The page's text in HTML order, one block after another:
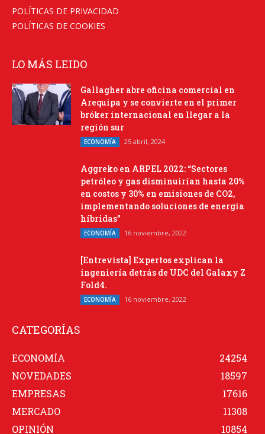
POLÍTICAS DE PRIVACIDAD
POLÍTICAS DE COOKIES
LO MÁS LEIDO
Gallagher abre oficina comercial en
Arequipa y se convierte en el primer
bróker internacional en llegar a la
región sur
ECONOMÍA 25 abril, 2024
Aggreko en ARPEL 2022: “Sectores
petróleo y gas disminuirían hasta 20%
en costos y 30% en emisiones de CO2,
implementando soluciones de energía
híbridas”
ECONOMÍA 16 noviembre, 2022
[Entrevista] Expertos explican la
ingeniería detrás de UDC del Galaxy Z
Fold4.
ECONOMÍA 16 noviembre, 2022
CATEGORÍAS
ECONOMÍA
24254
NOVEDADES
18597
EMPRESAS
17616
MERCADO
11308
OPINIÓN
10854